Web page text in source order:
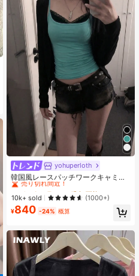
yohuperloth
韓国風レースパッチワークキャミソ
ールタンクトップ、Y2Kエステティ
ック、ストリートウェアカジュアル
サマー
#1 ベストセラー
売り切れ間近！
#1 ベストセラー
売り切れ間近！
#1 ベストセラー
売り切れ間近！
#1 ベストセラー
10k+ sold (1000+)
¥840 -24% 概算